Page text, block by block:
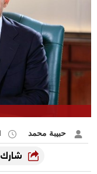
حبيبة محمد
شارك